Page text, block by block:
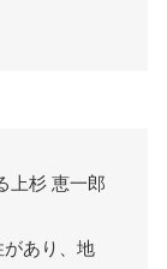
上杉 恵一郎
があり、地